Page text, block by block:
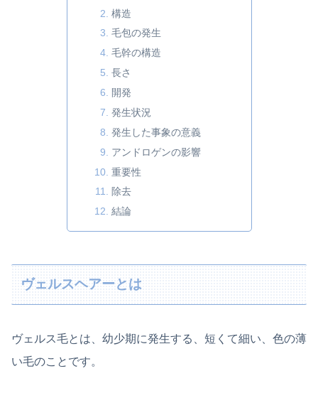
構造
毛包の発生
毛幹の構造
長さ
開発
発生状況
発生した事象の意義
アンドロゲンの影響
重要性
除去
結論
ヴェルスヘアーとは
ヴェルス毛とは、幼少期に発生する、短くて細い、色の薄
い毛のことです。